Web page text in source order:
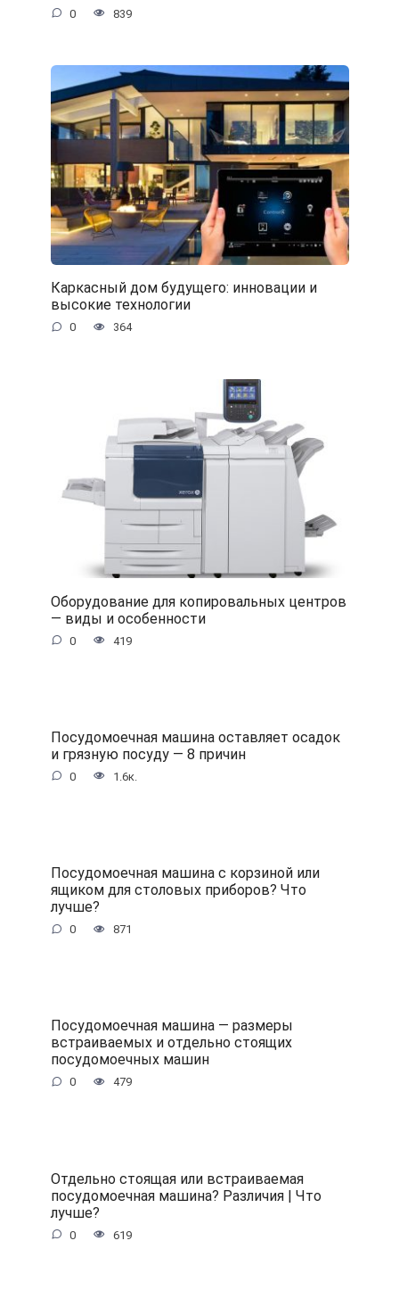
0 839
Каркасный дом будущего: инновации и
высокие технологии
0 364
Оборудование для копировальных центров
— виды и особенности
0 419
Посудомоечная машина оставляет осадок
и грязную посуду — 8 причин
0 1.6к.
Посудомоечная машина с корзиной или
ящиком для столовых приборов? Что
лучше?
0 871
Посудомоечная машина — размеры
встраиваемых и отдельно стоящих
посудомоечных машин
0 479
Отдельно стоящая или встраиваемая
посудомоечная машина? Различия | Что
лучше?
0 619